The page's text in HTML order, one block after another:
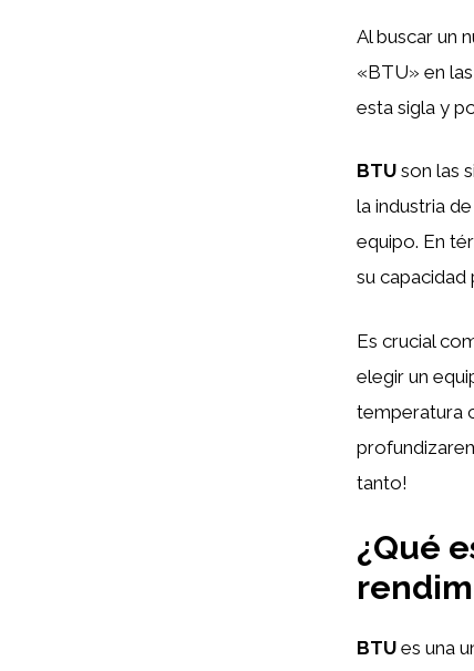
Al buscar un
«BTU» en
esta sigla y
BTU son las
la industria
equipo. En
su capacidad
Es crucial
elegir un
temperatura
tanto!
¿Qué
BTU es una